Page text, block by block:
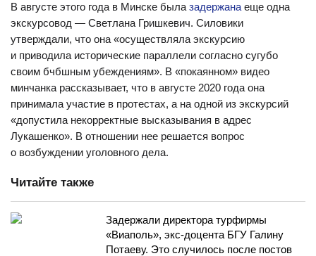
В августе этого года в Минске была задержана еще одна
экскурсовод — Светлана Гришкевич. Силовики
утверждали, что она «осуществляла экскурсию
и приводила исторические параллели согласно сугубо
своим бчбшным убеждениям». В «покаянном» видео
минчанка рассказывает, что в августе 2020 года она
принимала участие в протестах, а на одной из экскурсий
«допустила некорректные высказывания в адрес
Лукашенко». В отношении нее решается вопрос
о возбуждении уголовного дела.
Читайте также
Задержали директора турфирмы
«Виаполь», экс-доцента БГУ Галину
Потаеву. Это случилось после постов